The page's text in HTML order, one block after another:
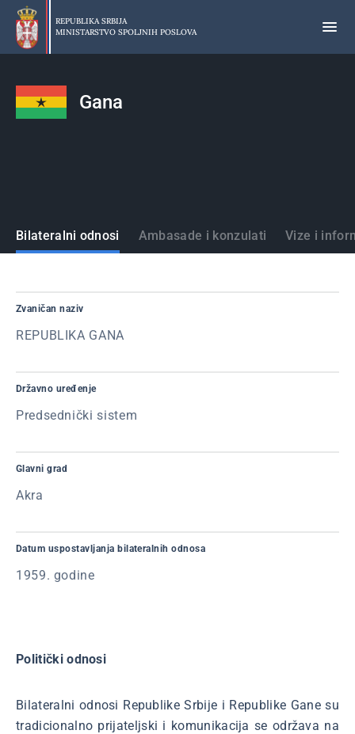
Preskoči
glavni
deo
REPUBLIKA SRBIJA
MINISTARSTVO SPOLJNIH POSLOVA
Gana
Države
Bilateralni odnosi Ambasade i konzulati Vize i
Zvaničan naziv
REPUBLIKA GANA
Državno uređenje
Predsednički sistem
Glavni grad
Akra
Datum uspostavljanja bilateralnih odnosa
1959. godine
Politički odnosi
Bilateralni odnosi Republike Srbije i Republike Gane su
tradicionalno prijateljski i komunikacija se održava na